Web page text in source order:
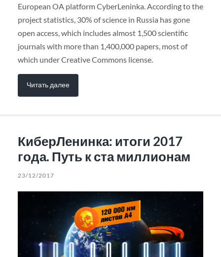
European OA platform CyberLeninka. According to the
project statistics, 30% of science in Russia has gone
open access, which includes almost 1,500 scientific
journals with more than 1,400,000 papers, most of
which under Creative Commons license.
Читать далее
КиберЛенинка: итоги 2017
года. Путь к ста миллионам
23/12/2017